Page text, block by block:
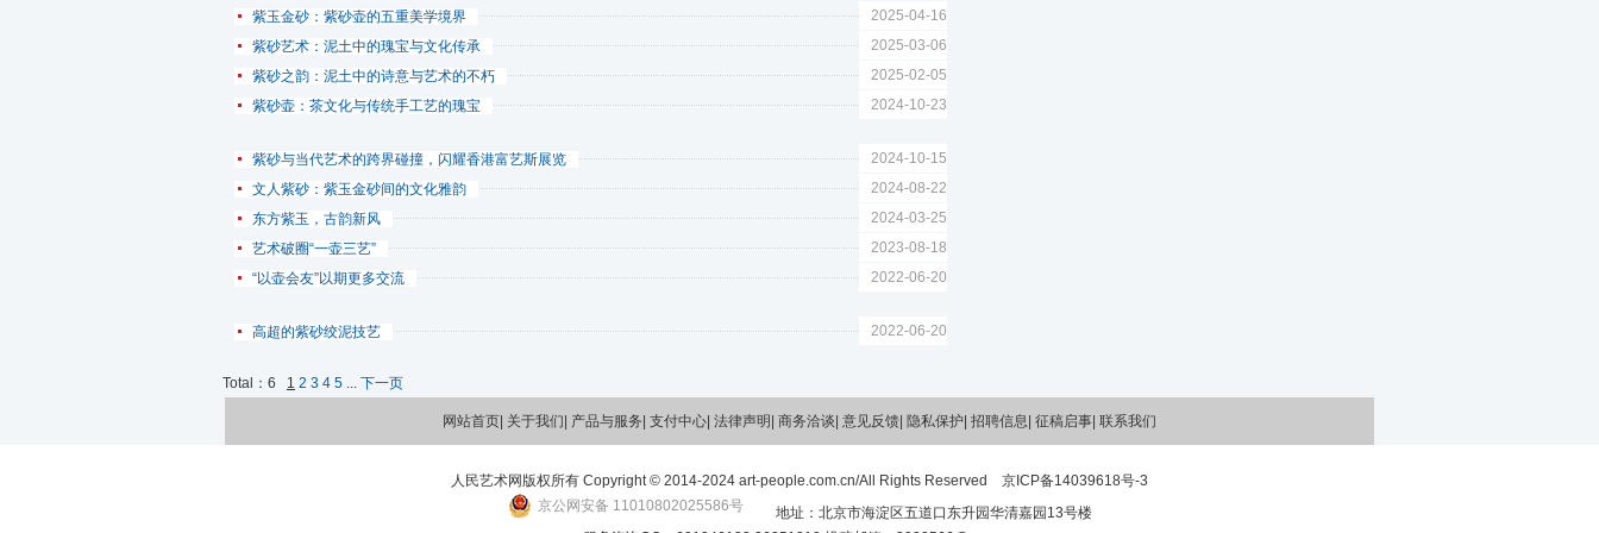
2025-04-16
紫玉金砂：紫砂壶的五重美学境界
2025-03-06
紫砂艺术：泥土中的瑰宝与文化传承
2025-02-05
紫砂之韵：泥土中的诗意与艺术的不朽
2024-10-23
紫砂壶：茶文化与传统手工艺的瑰宝
2024-10-15
紫砂与当代艺术的跨界碰撞，闪耀香港富艺斯展览
2024-08-22
文人紫砂：紫玉金砂间的文化雅韵
2024-03-25
东方紫玉，古韵新风
2023-08-18
艺术破圈“一壶三艺”
2022-06-20
“以壶会友”以期更多交流
2022-06-20
高超的紫砂绞泥技艺
Total： 6 1 2 3 4 5 ... 下一页
网站首页| 关于我们 | 产品与服务| 支付中心| 法律声明| 商务洽谈| 意见反馈| 隐私保护| 招聘信息| 征稿启事| 联系我们
人民艺术网版权所有 Copyright © 2014-2024 art-people.com.cn/All Rights Reserved 京ICP备14039618号-3
京公网安备 11010802025586号 地址：北京市海淀区五道口东升园华清嘉园13号楼